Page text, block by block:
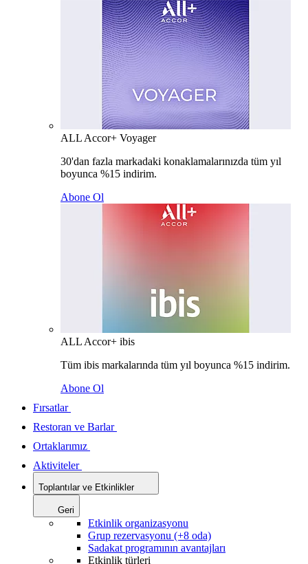
ALL Accor+ Voyager
30'dan fazla markadaki konaklamalarınızda tüm yıl
boyunca %15 indirim.
Abone Ol
ALL Accor+ ibis
Tüm ibis markalarında tüm yıl boyunca %15 indirim.
Abone Ol
Fırsatlar
Restoran ve Barlar
Ortaklarımız
Aktiviteler
Toplantılar ve Etkinlikler
Geri
Etkinlik organizasyonu
Grup rezervasyonu (+8 oda)
Sadakat programının avantajları
Etkinlik türleri